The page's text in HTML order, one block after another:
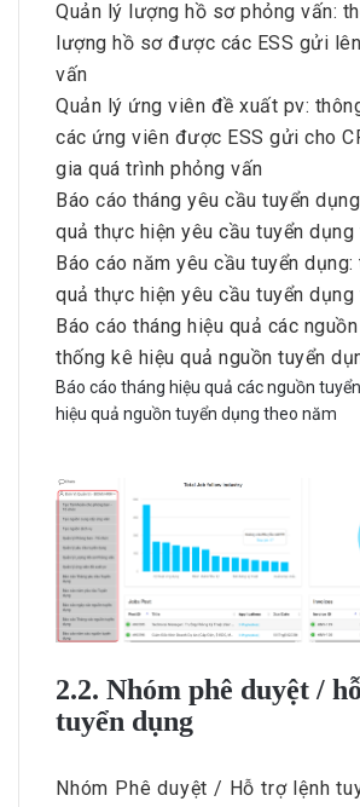
Quản lý lượng hồ sơ phỏng vấn:
lượng hồ sơ được các ESS gửi
vấn
Quản lý ứng viên đề xuất pv:
các ứng viên được ESS gửi cho
gia quá trình phỏng vấn
Báo cáo tháng yêu cầu tuyển
quả thực hiện yêu cầu tuyển dụng
Báo cáo năm yêu cầu tuyển
quả thực hiện yêu cầu tuyển dụng
Báo cáo tháng hiệu quả các
thống kê hiệu quả nguồn tuyển
Báo cáo tháng hiệu quả các nguồn
hiệu quả nguồn tuyển dụng theo năm
2.2. Nhóm phê duyệt /
tuyển dụng
Nhóm Phê duyệt / Hỗ trợ lệnh